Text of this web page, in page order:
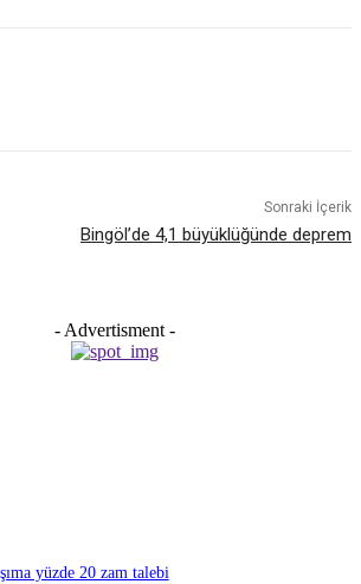
Sonraki İçerik
Bingöl’de 4,1 büyüklüğünde deprem
- Advertisment -
yüzde 20 zam talebi